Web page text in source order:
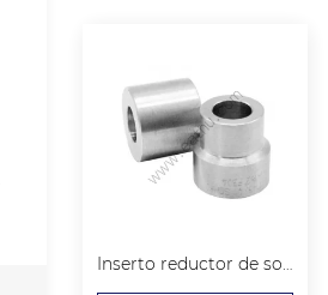
Inserto reductor de soldadura por encastre